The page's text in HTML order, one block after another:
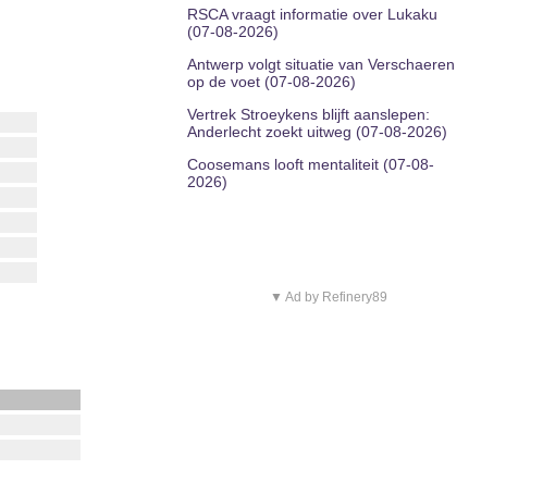
RSCA vraagt informatie over Lukaku
(07-08-2026)
Antwerp volgt situatie van Verschaeren
op de voet (07-08-2026)
Vertrek Stroeykens blijft aanslepen:
Anderlecht zoekt uitweg (07-08-2026)
Coosemans looft mentaliteit (07-08-
2026)
▼ Ad by Refinery89